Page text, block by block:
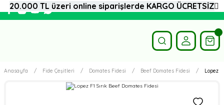
Anasayfa Fide Çeşitleri Domates Fidesi Beef Domates Fidesi Lopez
20.000 TL üzeri online siparişlerde KARGO ÜCRETSİZ